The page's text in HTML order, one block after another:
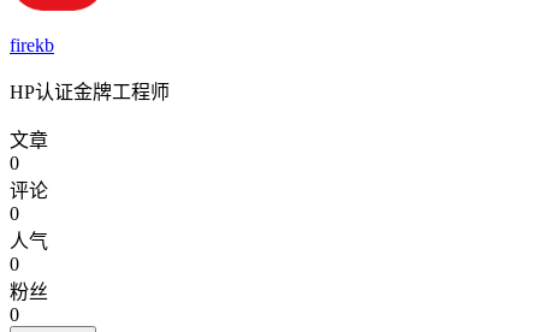
firekb
HP认证金牌工程师
文章
0
评论
0
人气
0
粉丝
0